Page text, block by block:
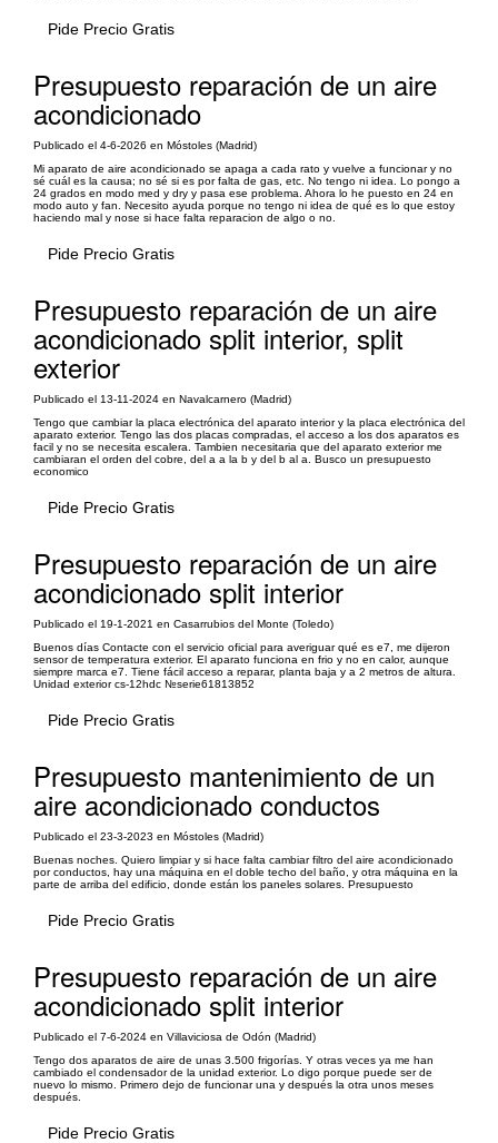
Pide Precio Gratis
Presupuesto reparación de un aire
acondicionado
Publicado el 4-6-2026 en Móstoles (Madrid)
Mi aparato de aire acondicionado se apaga a cada rato y vuelve a funcionar y no
sé cuál es la causa; no sé si es por falta de gas, etc. No tengo ni idea. Lo pongo a
24 grados en modo med y dry y pasa ese problema. Ahora lo he puesto en 24 en
modo auto y fan. Necesito ayuda porque no tengo ni idea de qué es lo que estoy
haciendo mal y nose si hace falta reparacion de algo o no.
Pide Precio Gratis
Presupuesto reparación de un aire
acondicionado split interior, split
exterior
Publicado el 13-11-2024 en Navalcarnero (Madrid)
Tengo que cambiar la placa electrónica del aparato interior y la placa electrónica del
aparato exterior. Tengo las dos placas compradas, el acceso a los dos aparatos es
facil y no se necesita escalera. Tambien necesitaria que del aparato exterior me
cambiaran el orden del cobre, del a a la b y del b al a. Busco un presupuesto
economico
Pide Precio Gratis
Presupuesto reparación de un aire
acondicionado split interior
Publicado el 19-1-2021 en Casarrubios del Monte (Toledo)
Buenos días Contacte con el servicio oficial para averiguar qué es e7, me dijeron
sensor de temperatura exterior. El aparato funciona en frio y no en calor, aunque
siempre marca e7. Tiene fácil acceso a reparar, planta baja y a 2 metros de altura.
Unidad exterior cs-12hdc №serie61813852
Pide Precio Gratis
Presupuesto mantenimiento de un
aire acondicionado conductos
Publicado el 23-3-2023 en Móstoles (Madrid)
Buenas noches. Quiero limpiar y si hace falta cambiar filtro del aire acondicionado
por conductos, hay una máquina en el doble techo del baño, y otra máquina en la
parte de arriba del edificio, donde están los paneles solares. Presupuesto
Pide Precio Gratis
Presupuesto reparación de un aire
acondicionado split interior
Publicado el 7-6-2024 en Villaviciosa de Odón (Madrid)
Tengo dos aparatos de aire de unas 3.500 frigorías. Y otras veces ya me han
cambiado el condensador de la unidad exterior. Lo digo porque puede ser de
nuevo lo mismo. Primero dejo de funcionar una y después la otra unos meses
después.
Pide Precio Gratis